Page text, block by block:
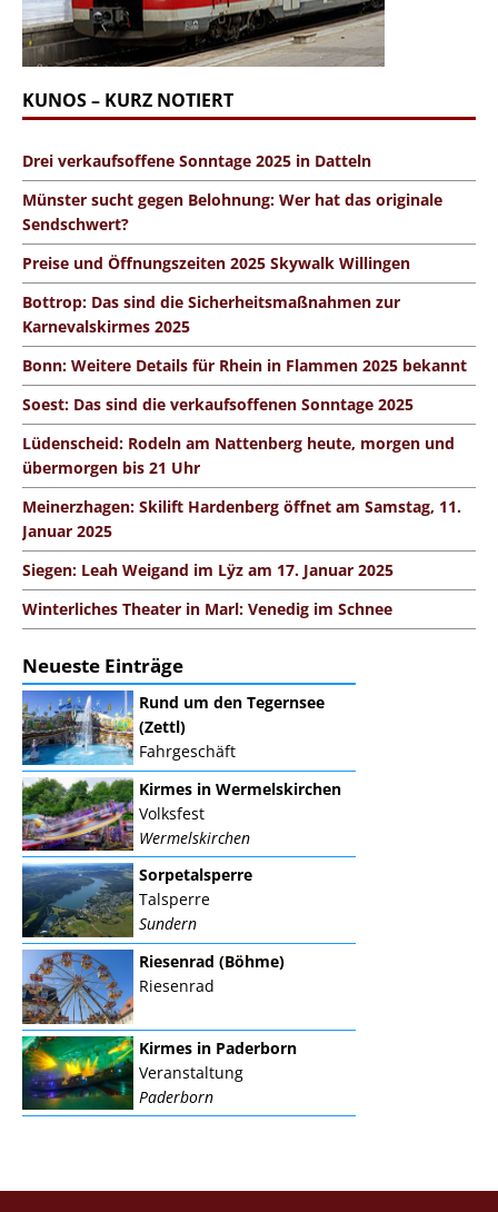
KUNOS – KURZ NOTIERT
Drei verkaufsoffene Sonntage 2025 in Datteln
Münster sucht gegen Belohnung: Wer hat das originale
Sendschwert?
Preise und Öffnungszeiten 2025 Skywalk Willingen
Bottrop: Das sind die Sicherheitsmaßnahmen zur
Karnevalskirmes 2025
Bonn: Weitere Details für Rhein in Flammen 2025 bekannt
Soest: Das sind die verkaufsoffenen Sonntage 2025
Lüdenscheid: Rodeln am Nattenberg heute, morgen und
übermorgen bis 21 Uhr
Meinerzhagen: Skilift Hardenberg öffnet am Samstag, 11.
Januar 2025
Siegen: Leah Weigand im Lÿz am 17. Januar 2025
Winterliches Theater in Marl: Venedig im Schnee
Neueste Einträge
Rund um den Tegernsee
(Zettl)
Fahrgeschäft
Kirmes in Wermelskirchen
Volksfest
Wermelskirchen
Sorpetalsperre
Talsperre
Sundern
Riesenrad (Böhme)
Riesenrad
Kirmes in Paderborn
Veranstaltung
Paderborn